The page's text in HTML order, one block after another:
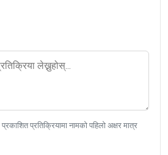
प्रतिक्रियामा नामको पहिलो अक्षर मात्र